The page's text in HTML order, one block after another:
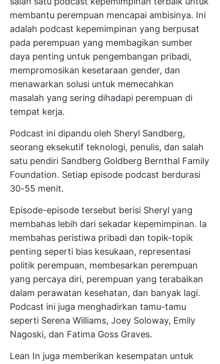
membantu perempuan mencapai ambisinya. Ini
adalah podcast kepemimpinan yang berpusat
pada perempuan yang membagikan sumber
daya penting untuk pengembangan pribadi,
mempromosikan kesetaraan gender, dan
menawarkan solusi untuk memecahkan
masalah yang sering dihadapi perempuan di
tempat kerja.
Podcast ini dipandu oleh Sheryl Sandberg,
seorang eksekutif teknologi, penulis, dan salah
satu pendiri Sandberg Goldberg Bernthal Family
Foundation. Setiap episode podcast berdurasi
30-55 menit.
Episode-episode tersebut berisi Sheryl yang
membahas lebih dari sekadar kepemimpinan. Ia
membahas peristiwa pribadi dan topik-topik
penting seperti bias kesukaan, representasi
politik perempuan, membesarkan perempuan
yang percaya diri, perempuan yang terabaikan
dalam perawatan kesehatan, dan banyak lagi.
Podcast ini juga menghadirkan tamu-tamu
seperti Serena Williams, Joey Soloway, Emily
Nagoski, dan Fatima Goss Graves.
Lean In juga memberikan kesempatan untuk